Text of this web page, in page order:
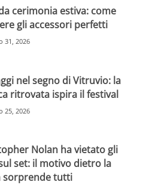
cerimonia estiva: come
gli accessori perfetti
31, 2026
nel segno di Vitruvio: la
ritrovata ispira il festival
25, 2026
Nolan ha vietato gli
set: il motivo dietro la
sorprende tutti